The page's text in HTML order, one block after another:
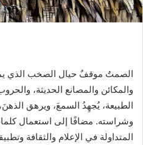
الصمتُ موقفٌ حيال الصخب الذي
والمكائن والمصانع الحديثة،
الطبيعة، يُجهِدُ السمعَ، ويرهق
وشراسته. مضافًا إلى استعمال
المتداولة في الإعلام والثقافة